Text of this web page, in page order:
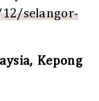
selangor-
Kepong